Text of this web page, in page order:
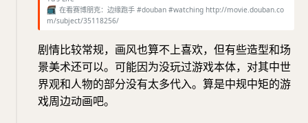
📺 在看赛博朋克：边缘跑手 #douban #watching http://movie.douban.co
m/subject/35118256/
剧情比较常规，画风也算不上喜欢，但有些造型和场
景美术还可以。可能因为没玩过游戏本体，对其中世
界观和人物的部分没有太多代入。算是中规中矩的游
戏周边动画吧。